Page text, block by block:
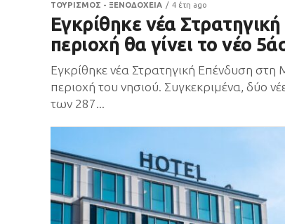
ΤΟΥΡΙΣΜΟΣ - ΞΕΝΟΔΟΧΕΙΑ 4 έτη ago
Εγκρίθηκε νέα
περιοχή θα γίνει το νέο
Εγκρίθηκε νέα Στρατηγική Επένδυση
περιοχή του νησιού. Συγκεκριμένα, δύο
των 287...